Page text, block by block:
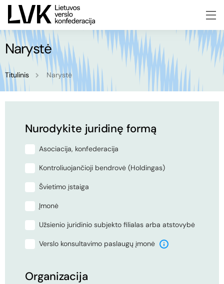
Narystė
Titulinis Narystė
Nurodykite juridinę formą
Asociacija, konfederacija
Kontroliuojančioji bendrovė (Holdingas)
Švietimo įstaiga
Įmonė
Užsienio juridinio subjekto filialas arba atstovybė
Verslo konsultavimo paslaugų įmonė
Organizacija